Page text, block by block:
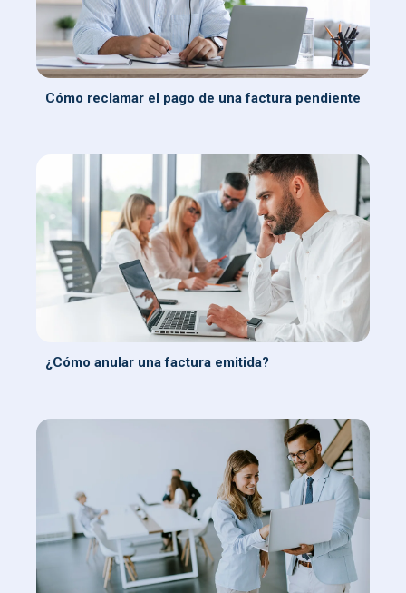
Cómo reclamar el pago de una factura pendiente
¿Cómo anular una factura emitida?